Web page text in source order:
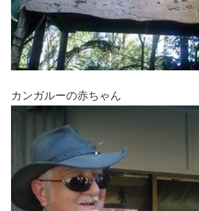
カンガルーの赤ちゃん